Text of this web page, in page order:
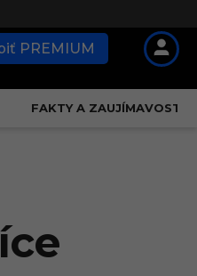
PREMIUM
FAKTY A ZAUJÍMAVOSTI